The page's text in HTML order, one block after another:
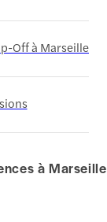
Off à Marseille
à Marseille